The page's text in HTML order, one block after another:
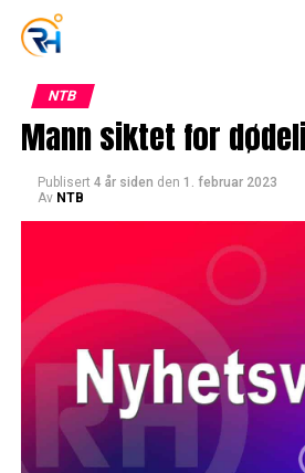
NTB
Mann siktet for
Publisert 4 år siden den 1. februar 2023
Av NTB